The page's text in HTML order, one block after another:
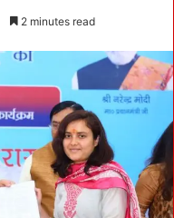
2 minutes read